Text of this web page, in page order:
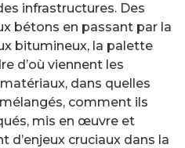
infrastructures. Des
bétons en passant par la
bitumineux, la palette
d’où viennent les
dans quelles
comment ils
mis en œuvre et
d’enjeux cruciaux dans la